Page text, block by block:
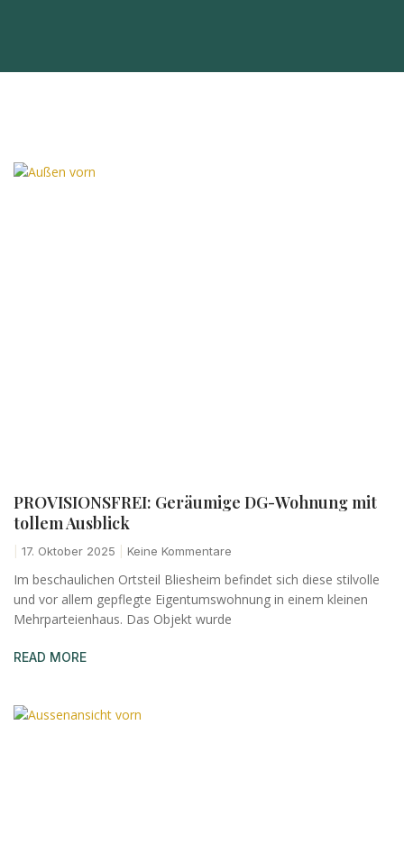
PROVISIONSFREI: Geräumige DG-Wohnung mit
tollem Ausblick
17. Oktober 2025 Keine Kommentare
Im beschaulichen Ortsteil Bliesheim befindet sich diese stilvolle
und vor allem gepflegte Eigentumswohnung in einem kleinen
Mehrparteienhaus. Das Objekt wurde
READ MORE